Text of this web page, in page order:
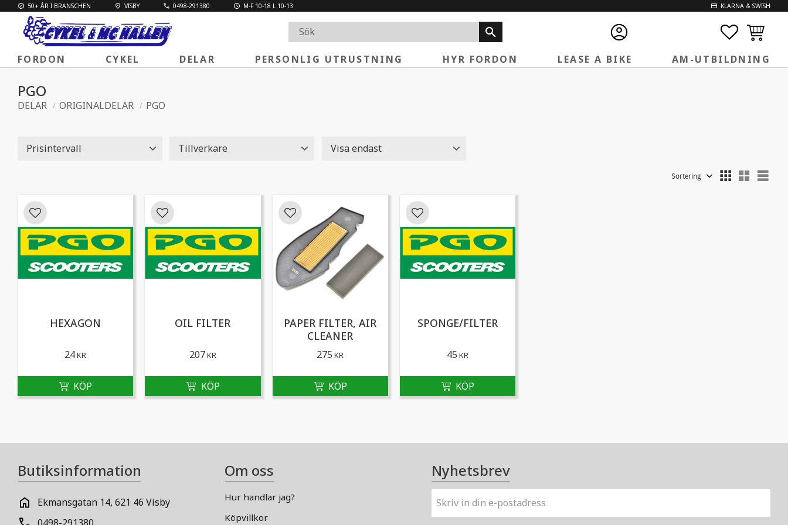
50+ ÅR I BRANSCHEN VISBY 0498-291380 M-F 10-18 L 10-13 KLARNA & SWISH
FORDON CYKEL DELAR PERSONLIG UTRUSTNING HYR FORDON LEASE A BIKE AM-UTBILDNING
PGO
DELAR ORIGINALDELAR PGO
Prisintervall
Tillverkare
Visa endast
Välj sortering
HEXAGON
24KR
Lägg till i favoriter
OIL FILTER
207KR
Lägg till i favoriter
PAPER FILTER, AIR
CLEANER
275 KR
Lägg till i favoriter
SPONGE/FILTER
45 KR
Lägg till i favoriter
Butiksinformation
Ekmansgatan 14, 621 46 Visby
0498-291380
Om oss
Hur handlar jag?
Köpvillkor
Nyhetsbrev